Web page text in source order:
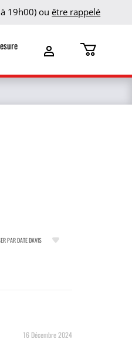
19h00) ouêtre rappelé
16 Décembre 2024